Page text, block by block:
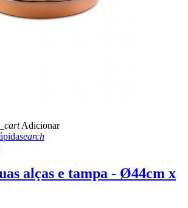
Adicionar
search
alças e tampa - Ø44cm x